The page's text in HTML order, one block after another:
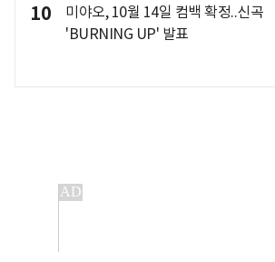
10
미야오, 10월 14일 컴백 확정..신곡
'BURNING UP' 발표